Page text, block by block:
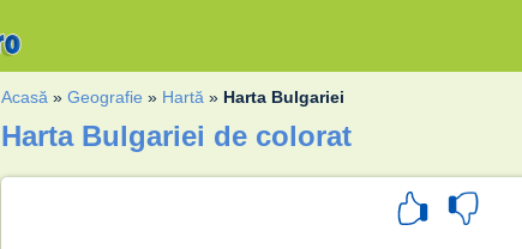
Acasă »Geografie » Hartă » Harta Bulgariei
Harta Bulgariei de colorat